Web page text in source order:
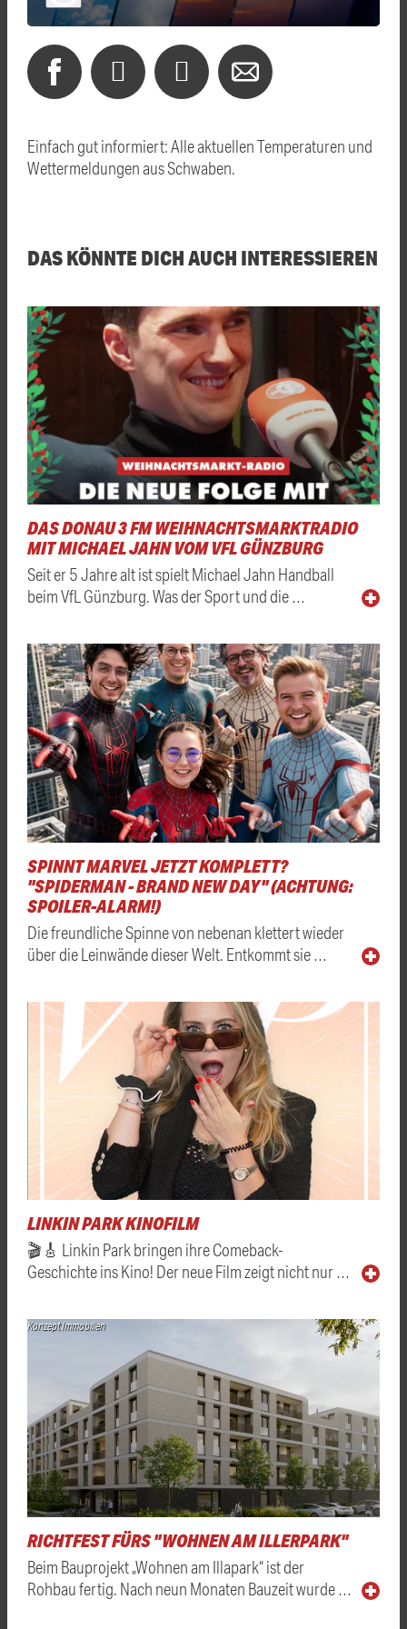
Einfach gut informiert: Alle aktuellen Temperaturen und
Wettermeldungen aus Schwaben.
DAS KÖNNTE DICH AUCH INTERESSIEREN
DAS DONAU 3 FM WEIHNACHTSMARKTRADIO
MIT MICHAEL JAHN VOM VFL GÜNZBURG
Seit er 5 Jahre alt ist spielt Michael Jahn Handball
beim VfL Günzburg. Was der Sport und die …
SPINNT MARVEL JETZT KOMPLETT?
"SPIDERMAN - BRAND NEW DAY" (ACHTUNG:
SPOILER-ALARM!)
Die freundliche Spinne von nebenan klettert wieder
über die Leinwände dieser Welt. Entkommt sie …
LINKIN PARK KINOFILM
🎬🎸 Linkin Park bringen ihre Comeback-
Geschichte ins Kino! Der neue Film zeigt nicht nur …
Konzept Immobilien
RICHTFEST FÜRS "WOHNEN AM ILLERPARK"
Beim Bauprojekt „Wohnen am Illapark“ ist der
Rohbau fertig. Nach neun Monaten Bauzeit wurde …